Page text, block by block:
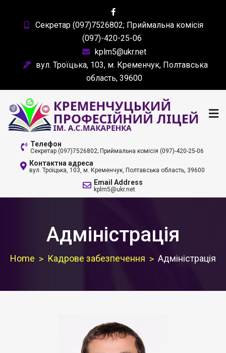
content
Секретар (097)7526802; Приймальна комісія
(097)-420-25-06
kplm5@ukr.net
вул. Троїцька, 103, м. Кременчук, Полтавська
область, 39600
КРЕМЕНЧУЦЬКИЙ
ПРОФЕСІЙНИЙ ЛІЦЕЙ
ІМ. А. С. МАКАРЕНКА
Телефон
Секретар (097)7526802; Приймальна комісія (097)-420-25-06
Контактна адреса
вул. Троїцька, 103, м. Кременчук, Полтавська область, 39600
Email Address
kplm5@ukr.net
Адміністрація
Home Кадрове забезпечення Адміністрація